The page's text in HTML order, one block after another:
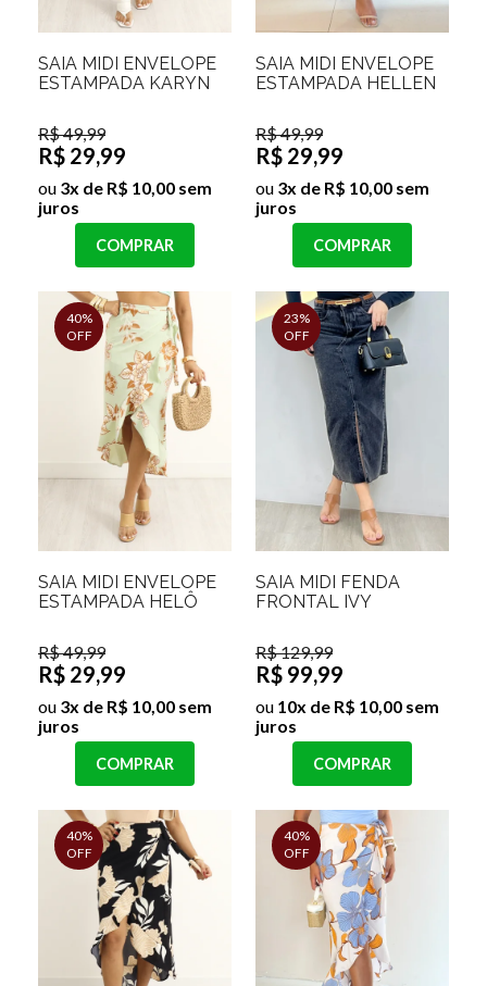
SAIA MIDI ENVELOPE
ESTAMPADA KARYN
R$ 49,99
R$ 29,99
ou 3x de R$ 10,00 sem
juros
COMPRAR
SAIA MIDI ENVELOPE
ESTAMPADA HELLEN
R$ 49,99
R$ 29,99
ou 3x de R$ 10,00 sem
juros
COMPRAR
40%
OFF
SAIA MIDI ENVELOPE
ESTAMPADA HELÔ
R$ 49,99
R$ 29,99
ou 3x de R$ 10,00 sem
juros
COMPRAR
23%
OFF
SAIA MIDI FENDA
FRONTAL IVY
R$ 129,99
R$ 99,99
ou 10x de R$ 10,00 sem
juros
COMPRAR
40%
OFF
40%
OFF